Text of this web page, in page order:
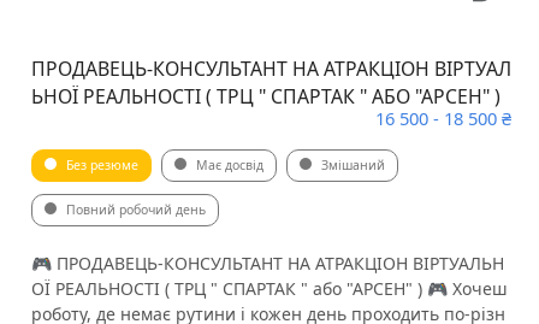
ПРОДАВЕЦЬ-КОНСУЛЬТАНТ НА АТРАКЦІОН ВІРТУАЛ
ЬНОЇ РЕАЛЬНОСТІ ( ТРЦ " СПАРТАК " АБО "АРСЕН" )
16 500 - 18 500 ₴
Без резюме Має досвід Змішаний
Повний робочий день
🎮 ПРОДАВЕЦЬ-КОНСУЛЬТАНТ НА АТРАКЦІОН ВІРТУАЛЬН
ОЇ РЕАЛЬНОСТІ ( ТРЦ " СПАРТАК " або "АРСЕН" ) 🎮 Хочеш
роботу, де немає рутини і кожен день проходить по-різн